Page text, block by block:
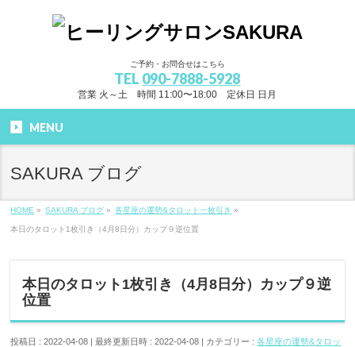
ご予約・お問合せはこちら
TEL 090-7888-5928
営業 火～土 時間 11:00〜18:00 定休日 日月
MENU
SAKURA ブログ
HOME » SAKURA ブログ » 各星座の運勢&タロット一枚引き »
本日のタロット1枚引き（4月8日分）カップ９逆位置
本日のタロット1枚引き（4月8日分）カップ９逆
位置
投稿日 : 2022-04-08 最終更新日時 : 2022-04-08 カテゴリー :各星座の運勢&タロッ